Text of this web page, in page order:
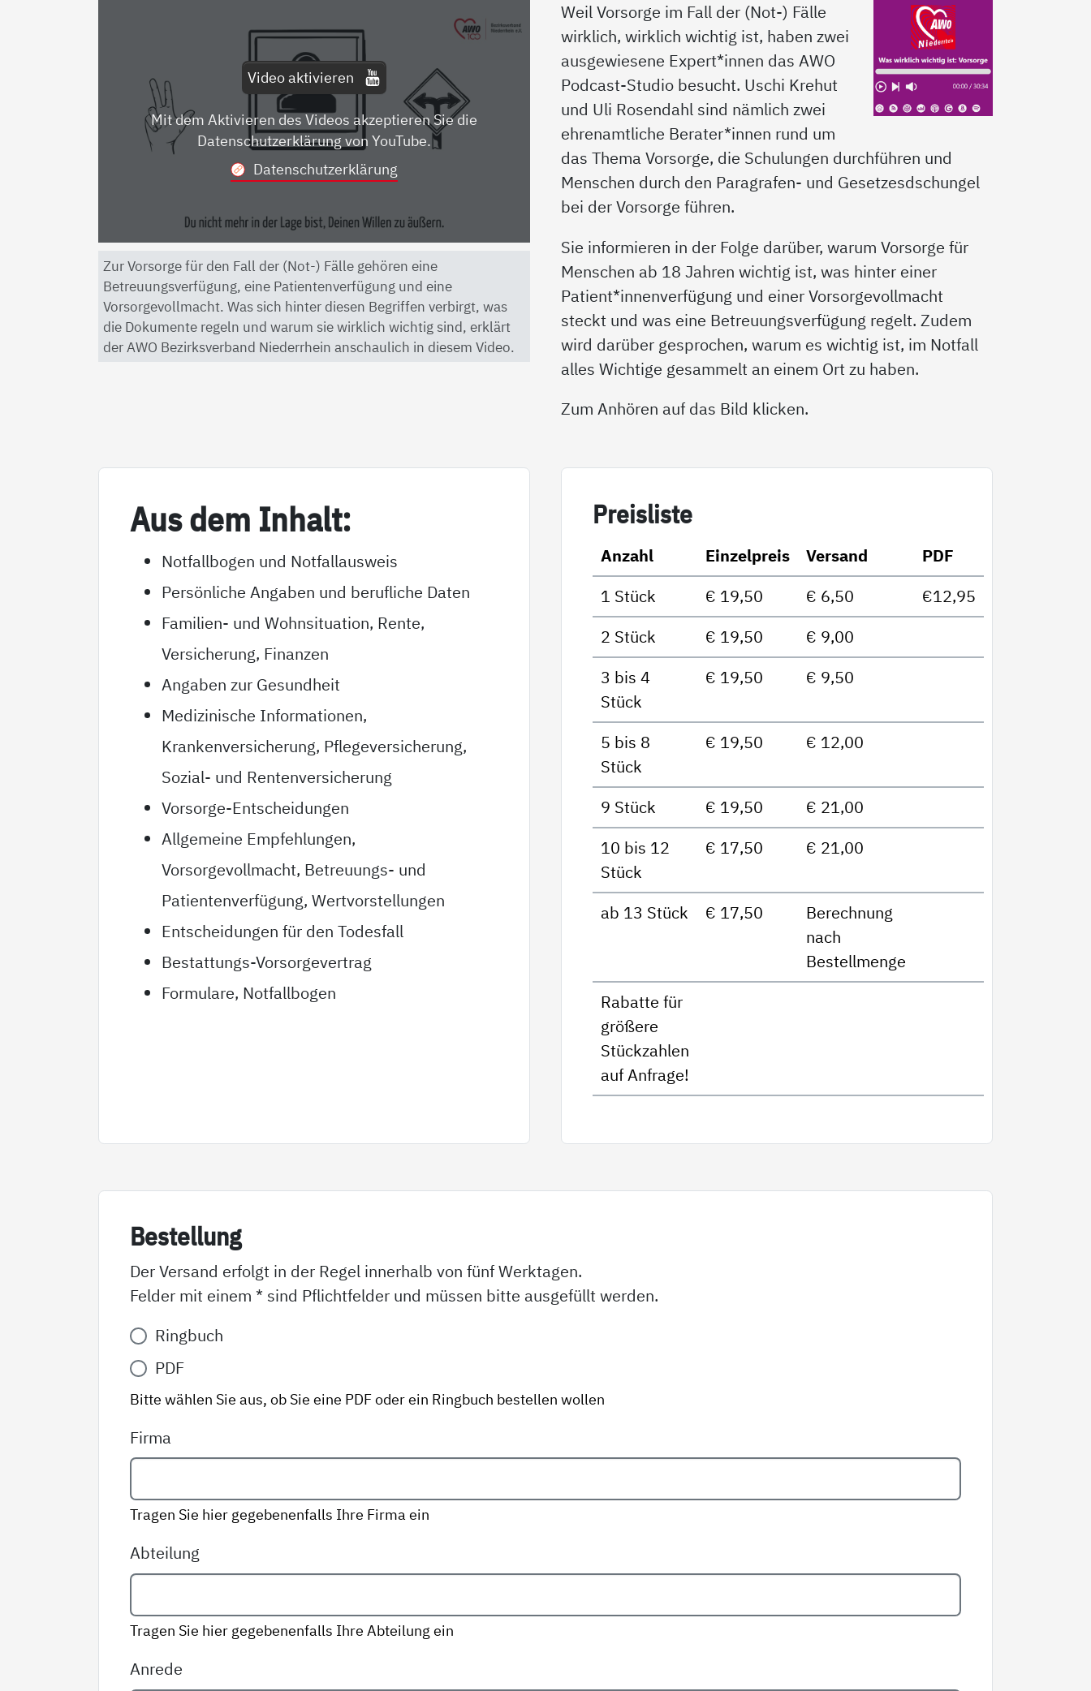
Video aktivieren
Mit dem Aktivieren des Videos akzeptieren Sie die
Datenschutzerklärung von YouTube.
Datenschutzerklärung
Zur Vorsorge für den Fall der (Not-) Fälle gehören eine
Betreuungsverfügung, eine Patientenverfügung und eine
Vorsorgevollmacht. Was sich hinter diesen Begriffen verbirgt, was
die Dokumente regeln und warum sie wirklich wichtig sind, erklärt
der AWO Bezirksverband Niederrhein anschaulich in diesem Video.
Weil Vorsorge im Fall der (Not-) Fälle
wirklich, wirklich wichtig ist, haben zwei
ausgewiesene Expert*innen das AWO
Podcast-Studio besucht. Uschi Krehut
und Uli Rosendahl sind nämlich zwei
ehrenamtliche Berater*innen rund um
das Thema Vorsorge, die Schulungen durchführen und
Menschen durch den Paragrafen- und Gesetzesdschungel
bei der Vorsorge führen.
Sie informieren in der Folge darüber, warum Vorsorge für
Menschen ab 18 Jahren wichtig ist, was hinter einer
Patient*innenverfügung und einer Vorsorgevollmacht
steckt und was eine Betreuungsverfügung regelt. Zudem
wird darüber gesprochen, warum es wichtig ist, im Notfall
alles Wichtige gesammelt an einem Ort zu haben.
Zum Anhören auf das Bild klicken.
Aus dem In­halt:
Notfallbogen und Notfallausweis
Persönliche Angaben und berufliche Daten
Familien- und Wohnsituation, Rente,
Versicherung, Finanzen
Angaben zur Gesundheit
Medizinische Informationen,
Krankenversicherung, Pflegeversicherung,
Sozial- und Rentenversicherung
Vorsorge-Entscheidungen
Allgemeine Empfehlungen,
Vorsorgevollmacht, Betreuungs- und
Patientenverfügung, Wertvorstellungen
Entscheidungen für den Todesfall
Bestattungs-Vorsorgevertrag
Formulare, Notfallbogen
Preis­lis­te
Anzahl Einzelpreis Versand
PDF
1 Stück
€ 19,50 € 6,50
€12,95
2 Stück
€ 19,50
€ 9,00
3 bis 4
Stück
€ 19,50 € 9,50
5 bis 8
Stück
€ 19,50 € 12,00
9 Stück € 19,50
€ 21,00
10 bis 12
Stück
€ 17,50 € 21,00
ab 13 Stück € 17,50
Berechnung
nach
Bestellmenge
Rabatte für
größere
Stückzahlen
auf Anfrage!
Be­stel­lung
Der Versand erfolgt in der Regel innerhalb von fünf Werktagen.
Felder mit einem * sind Pflichtfelder und müssen bitte ausgefüllt werden.
Variante*
Ringbuch
PDF
Bitte wählen Sie aus, ob Sie eine PDF oder ein Ringbuch bestellen wollen
Firma
Tragen Sie hier gegebenenfalls Ihre Firma ein
Abteilung
Tragen Sie hier gegebenenfalls Ihre Abteilung ein
Anrede